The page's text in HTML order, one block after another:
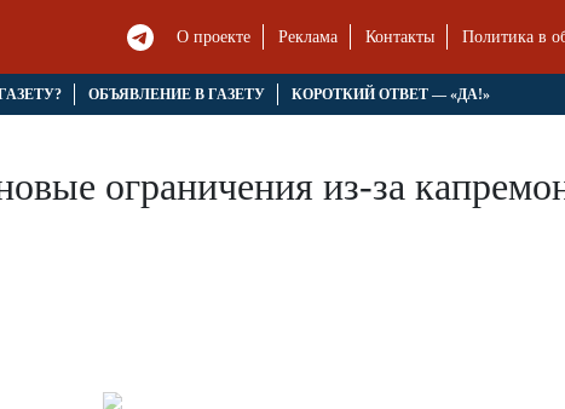
О проекте Реклама Контакты Политика в
ОБЪЯВЛЕНИЕ В ГАЗЕТУ КОРОТКИЙ ОТВЕТ — «ДА!»
ограничения из-за